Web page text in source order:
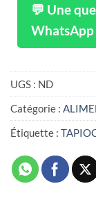
💬 Une
WhatsApp
UGS : ND
Catégorie :
Étiquette :